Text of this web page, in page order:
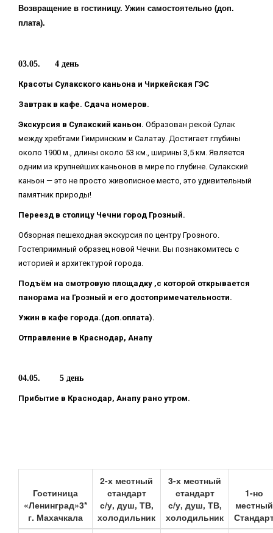
Возвращение в гостиницу. Ужин самостоятельно (доп.
плата).
03.05. 4 день
Красоты Сулакского каньона и Чиркейская ГЭС
Завтрак в кафе. Сдача номеров.
Экскурсия в Сулакский каньон. Образован рекой Сулак
между хребтами Гимринским и Салатау. Достигает глубины
около 1900 м., длины около 53 км., ширины 3,5 км. Является
одним из крупнейших каньонов в мире по глубине. Сулакский
каньон — это не просто живописное место, это удивительный
памятник природы!
Переезд в столицу Чечни город Грозный.
Обзорная пешеходная экскурсия по центру Грозного.
Гостеприимный образец новой Чечни. Вы познакомитесь с
историей и архитектурой города.
Подъём на смотровую площадку ,с которой открывается
панорама на Грозный и его достопримечательности.
Ужин в кафе города.(доп.оплата).
Отправление в Краснодар, Анапу
04.05. 5 день
Прибытие в Краснодар, Анапу рано утром.
Гостиница
«Ленинград»3*
г. Махачкала
2-х местный
стандарт
с/у, душ, ТВ,
холодильник
3-х местный
стандарт
с/у, душ, ТВ,
холодильник
1-но
местный